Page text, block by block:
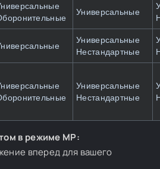
Универсальные
Универсальные
Нестандартные
Универсальные
Нестандартные
в режиме MP:
вперед для вашего